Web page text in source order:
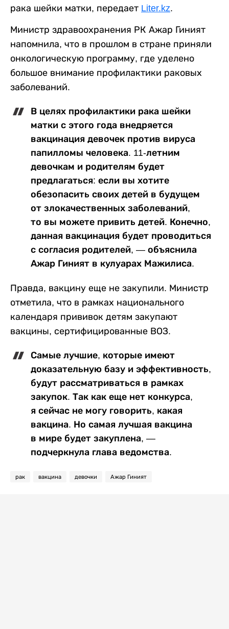
рака шейки матки, передает Liter.kz.
Министр здравоохранения РК Ажар Гиният
напомнила, что в прошлом в стране приняли
онкологическую программу, где уделено
большое внимание профилактики раковых
заболеваний.
В целях профилактики рака шейки
матки с этого года внедряется
вакцинация девочек против вируса
папилломы человека. 11-летним
девочкам и родителям будет
предлагаться: если вы хотите
обезопасить своих детей в будущем
от злокачественных заболеваний,
то вы можете привить детей. Конечно,
данная вакцинация будет проводиться
с согласия родителей, — объяснила
Ажар Гиният в кулуарах Мажилиса.
Правда, вакцину еще не закупили. Министр
отметила, что в рамках национального
календаря прививок детям закупают
вакцины, сертифицированные ВОЗ.
Самые лучшие, которые имеют
доказательную базу и эффективность,
будут рассматриваться в рамках
закупок. Так как еще нет конкурса,
я сейчас не могу говорить, какая
вакцина. Но самая лучшая вакцина
в мире будет закуплена, —
подчеркнула глава ведомства.
рак вакцина девочки Ажар Гиният